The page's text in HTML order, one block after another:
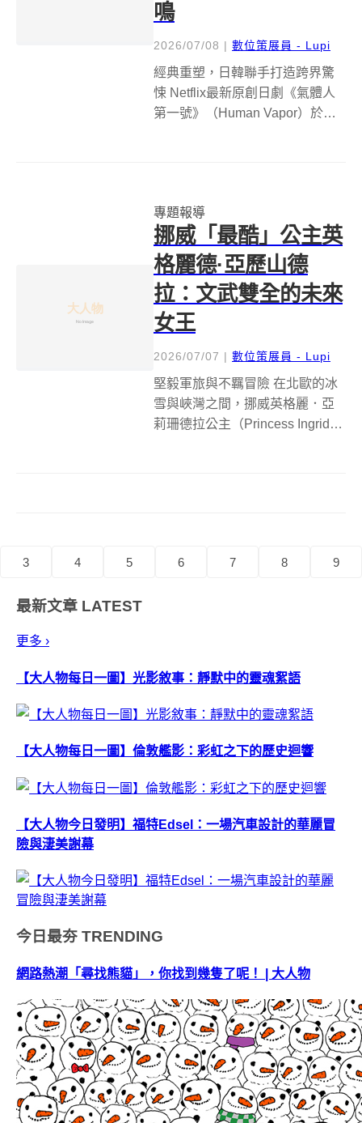
鳴
2026/07/08 | 數位策展員 - Lupi
經典重塑，日韓聯手打造跨界驚
悚 Netflix最新原創日劇《氣體人
第一號》（Human Vapor）於
節目類別）排...
專題報導
挪威「最酷」公主英
格麗德·亞歷山德
拉：文武雙全的未來
女王
2026/07/07 | 數位策展員 - Lupi
堅毅軍旅與不羈冒險 在北歐的冰
雪與峽灣之間，挪威英格麗．亞
莉珊德拉公主（Princess Ingrid
3 4 5 6 7 8 9
最新文章 LATEST
更多 ›
【大人物每日一圖】光影敘事：靜默中的靈魂絮語
【大人物每日一圖】倫敦艦影：彩虹之下的歷史迴響
【大人物今日發明】福特Edsel：一場汽車設計的華麗冒
險與淒美謝幕
今日最夯 TRENDING
網路熱潮「尋找熊貓」，你找到幾隻了呢！ | 大人物